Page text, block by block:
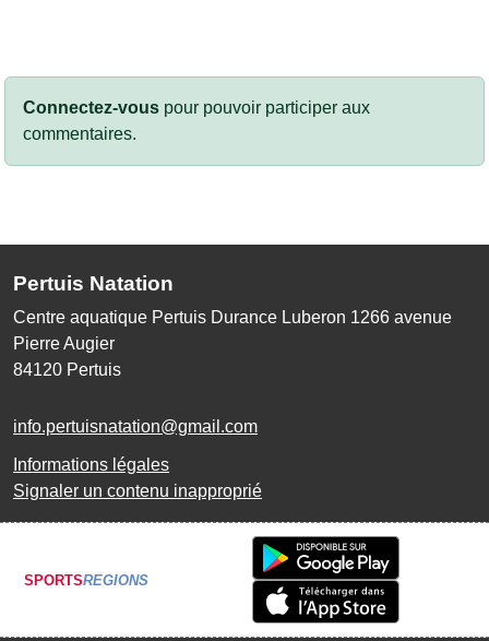
Connectez-vous pour pouvoir participer aux
commentaires.
Pertuis Natation
Centre aquatique Pertuis Durance Luberon 1266 avenue
Pierre Augier
84120 Pertuis
info.pertuisnatation@gmail.com
Informations légales
Signaler un contenu inapproprié
SPORTSREGIONS